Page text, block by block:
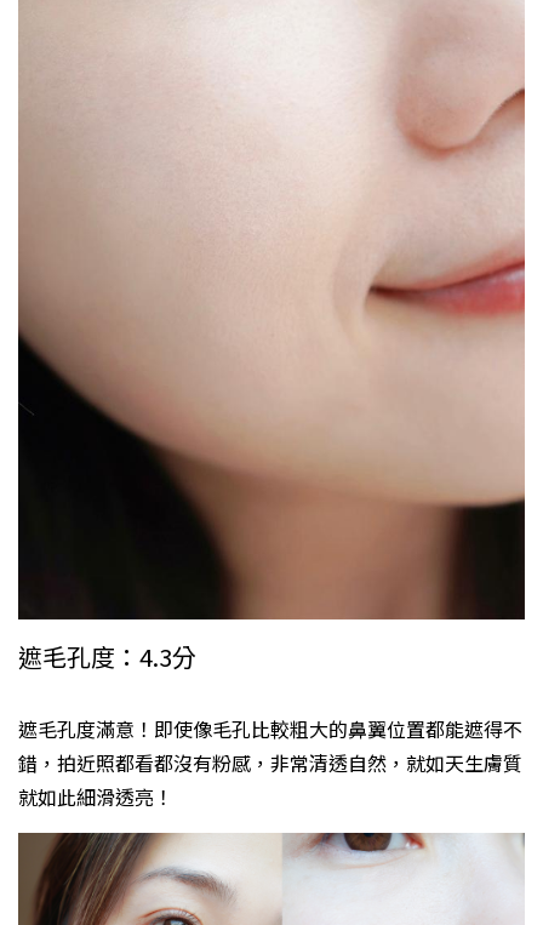
遮毛孔度：4.3分
遮毛孔度滿意！即使像毛孔比較粗大的鼻翼位置都能遮得不
錯，拍近照都看都沒有粉感，非常清透自然，就如天生膚質
就如此細滑透亮！